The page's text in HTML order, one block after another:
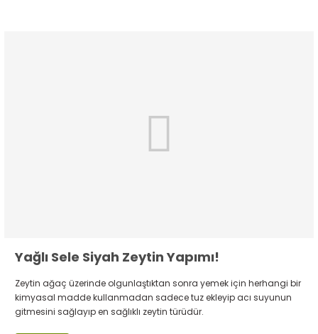
Yağlı Sele Siyah Zeytin Yapımı!
Zeytin ağaç üzerinde olgunlaştıktan sonra yemek için herhangi bir
kimyasal madde kullanmadan sadece tuz ekleyip acı suyunun
gitmesini sağlayıp en sağlıklı zeytin türüdür.